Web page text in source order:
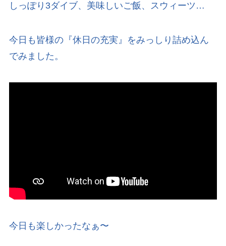
しっぽり3ダイブ、美味しいご飯、スウィーツ…
今日も皆様の『休日の充実』をみっしり詰め込ん
でみました。
今日も楽しかったなぁ〜